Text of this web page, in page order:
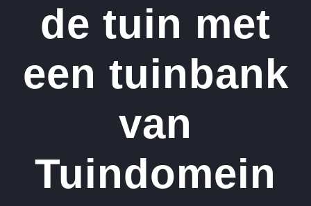
de tuin met
een tuinbank
van
Tuindomein